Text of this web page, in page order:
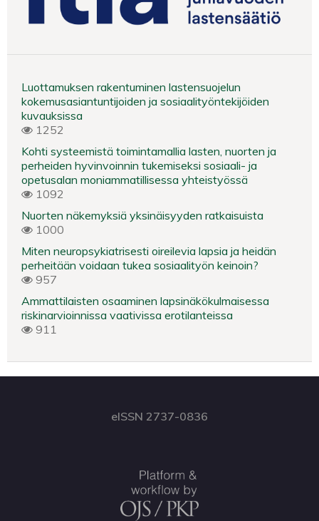
Luottamuksen rakentuminen lastensuojelun
kokemusasiantuntijoiden ja sosiaalityöntekijöiden
kuvauksissa
1252
Kohti systeemistä toimintamallia lasten, nuorten ja
perheiden hyvinvoinnin tukemiseksi sosiaali- ja
opetusalan moniammatillisessa yhteistyössä
1092
Nuorten näkemyksiä yksinäisyyden ratkaisuista
1000
Miten neuropsykiatrisesti oireilevia lapsia ja heidän
perheitään voidaan tukea sosiaalityön keinoin?
957
Ammattilaisten osaaminen lapsinäkökulmaisessa
riskinarvioinnissa vaativissa erotilanteissa
911
eISSN 2737-0836